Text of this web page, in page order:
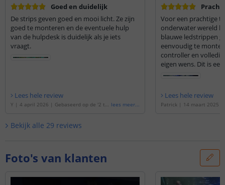
Goed en duidelijk
De strips geven goed en mooi licht. Ze zijn
goed te monteren en de eventuele hulp
van de hulpdesk is duidelijk als je iets
vraagt.
Lees hele review
Y | 4 april 2026 | Gebaseerd op de 2 t/
lees meer...
Voor een prachtige
onderwater wereld
blauwe ledstrippen
eenvoudig te
controller en
eigen wens. Dit is
Lees hele review
Patrick| 14 maart 2025
Bekijk alle 29 reviews
Foto's van klanten